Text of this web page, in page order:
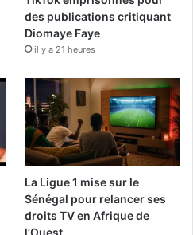
des publications critiquant
Diomaye Faye
il y a 21 heures
La Ligue 1 mise sur le
Sénégal pour relancer ses
droits TV en Afrique de
l’Ouest